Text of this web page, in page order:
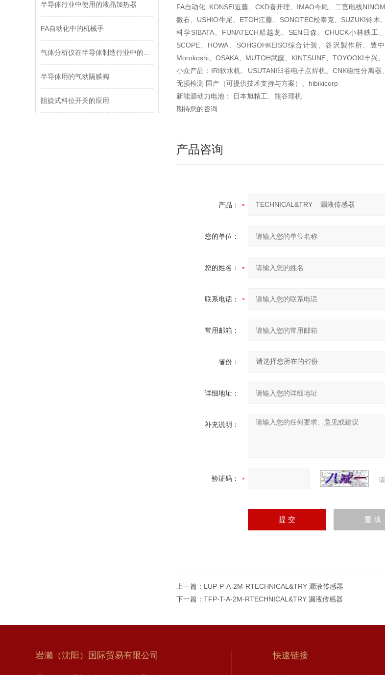
半导体行业中使用的液晶加热器
FA自动化中的机械手
半导体用的气动隔膜阀
阻旋式料位开关的应用
FA自动化: KONSEI近藤、CKD喜开理、IMAO今尾、二宫电线
微石、USHIO牛尾、ETOH江藤、SONOTEC松泰克、SUZUKI铃
科学SIBATA、FUNATECH船越龙、SEN日森、CHUCK小林鉄工
SCOPE、HOWA、SOHGOHKEISO综合计装、谷沢製作所、豊
Morokoshi、OSAKA、MUTOH武藤、KINTSUNE、TOYOOKI丰兴
小众产品：IRI软水机、USUTANI臼谷电子点焊机、CNK磁性分离
无损检测 国产（可提供技术支持与方案）、hibikicorp
新能源动力电池： 日本旭精工、熊谷理机
期待您的咨询
产品咨询
产品：
您的单位：
您的姓名：
联系电话：
常用邮箱：
省份：
详细地址：
补充说明：
验证码：
上一篇： LUP-P-A-2M-RTECHNICAL&TRY 漏液传感器
下一篇： TFP-T-A-2M-RTECHNICAL&TRY 漏液传感器
岩濑（沈阳）国际贸易有限公司 快速链接